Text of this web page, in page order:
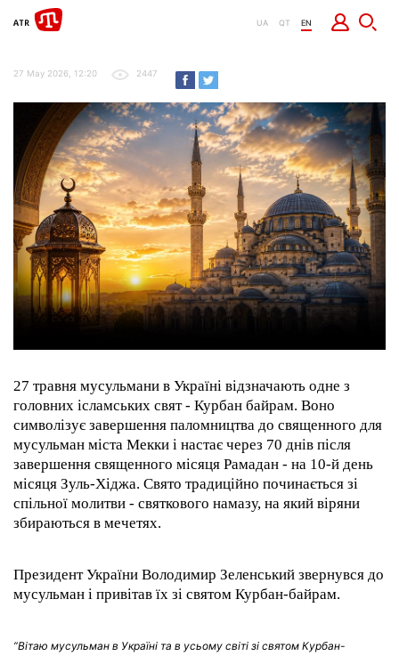
UA QT EN
27 May 2026, 12:20 2447
27 травня мусульмани в Україні відзначають одне з
головних ісламських свят - Курбан байрам. Воно
символізує завершення паломництва до священного для
мусульман міста Мекки і настає через 70 днів після
завершення священного місяця Рамадан - на 10-й день
місяця Зуль-Хіджа. Свято традиційно починається зі
спільної молитви - святкового намазу, на який віряни
збираються в мечетях.
Президент України Володимир Зеленський звернувся до
мусульман і привітав їх зі святом Курбан-байрам.
“Вітаю мусульман в Україні та в усьому світі зі святом Курбан-